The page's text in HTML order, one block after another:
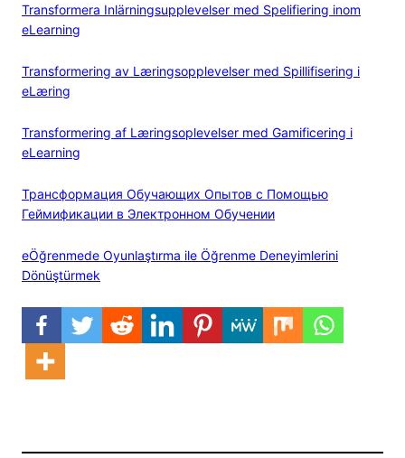
Transformera Inlärningsupplevelser med Spelifiering inom
eLearning
Transformering av Læringsopplevelser med Spillifisering i
eLæring
Transformering af Læringsoplevelser med Gamificering i
eLearning
Трансформация Обучающих Опытов с Помощью
Геймификации в Электронном Обучении
eÖğrenmede Oyunlaştırma ile Öğrenme Deneyimlerini
Dönüştürmek